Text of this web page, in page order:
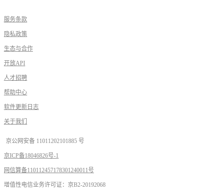
服务条款
隐私政策
生态与合作
开放API
人才招聘
帮助中心
软件更新日志
关于我们
京公网安备 11011202101885 号
京ICP备18046826号-1
网信算备110112457178301240011号
增值性电信业务许可证：京B2-20192068